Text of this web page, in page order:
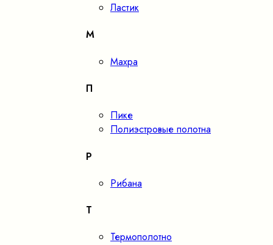
Ластик
М
Махра
П
Пике
Полиэстровые полотна
Р
Рибана
Т
Термополотно